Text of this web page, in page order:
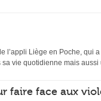
Liège en Poche, qui
vie quotidienne mais
faire face aux